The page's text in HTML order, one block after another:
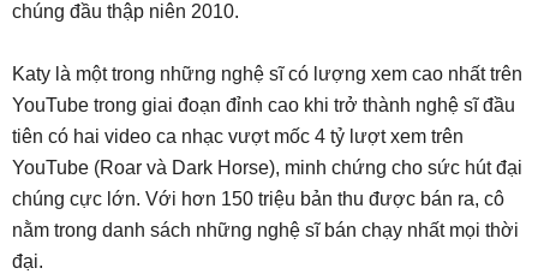
chúng đầu thập niên 2010.
Katy là một trong những nghệ sĩ có lượng xem cao nhất trên
YouTube trong giai đoạn đỉnh cao khi trở thành nghệ sĩ đầu
tiên có hai video ca nhạc vượt mốc 4 tỷ lượt xem trên
YouTube (Roar và Dark Horse), minh chứng cho sức hút đại
chúng cực lớn. Với hơn 150 triệu bản thu được bán ra, cô
nằm trong danh sách những nghệ sĩ bán chạy nhất mọi thời
đại.